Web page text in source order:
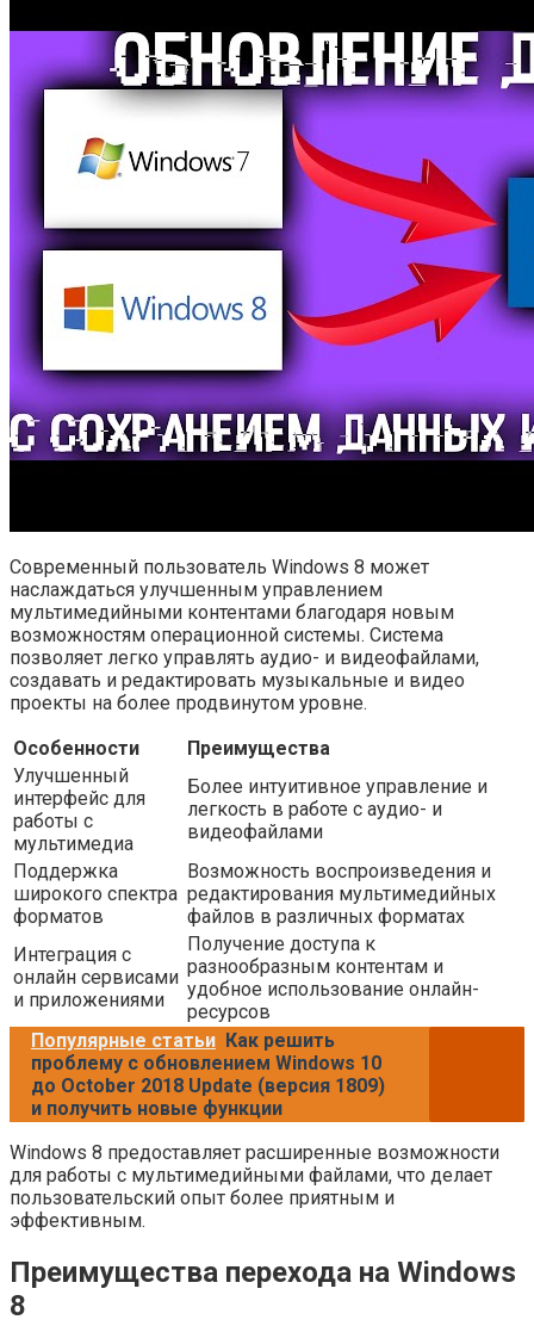
Современный пользователь Windows 8 может
наслаждаться улучшенным управлением
мультимедийными контентами благодаря новым
возможностям операционной системы. Система
позволяет легко управлять аудио- и видеофайлами,
создавать и редактировать музыкальные и видео
проекты на более продвинутом уровне.
Особенности
Преимущества
Улучшенный
интерфейс для
работы с
мультимедиа
Более интуитивное управление и
легкость в работе с аудио- и
видеофайлами
Поддержка
широкого спектра
форматов
Возможность воспроизведения и
редактирования мультимедийных
файлов в различных форматах
Интеграция с
онлайн сервисами
и приложениями
Получение доступа к
разнообразным контентам и
удобное использование онлайн-
ресурсов
Популярные статьи Как решить
проблему с обновлением Windows 10
до October 2018 Update (версия 1809)
и получить новые функции
Windows 8 предоставляет расширенные возможности
для работы с мультимедийными файлами, что делает
пользовательский опыт более приятным и
эффективным.
Преимущества перехода на Windows
8